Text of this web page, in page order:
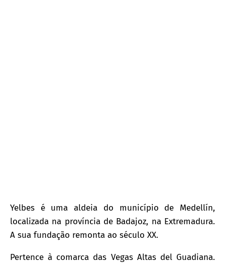
Yelbes é uma aldeia do município de Medellín,
localizada na província de Badajoz, na Extremadura.
A sua fundação remonta ao século XX.
Pertence à comarca das Vegas Altas del Guadiana.